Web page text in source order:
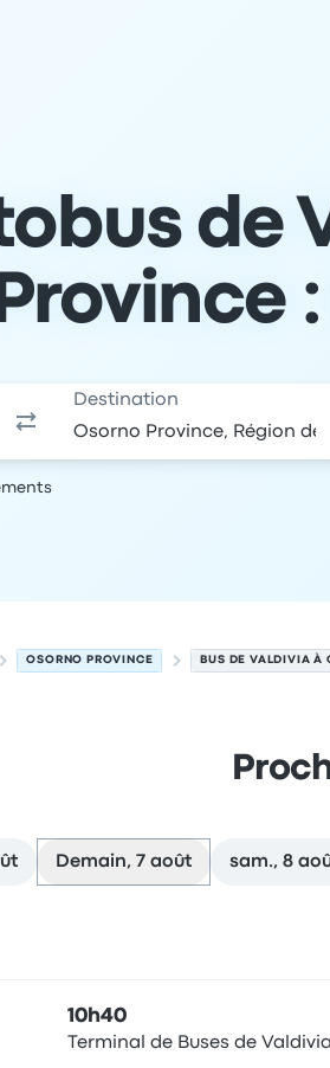
de
Province
Destination
OSORNO PROVINCE BUS DE VALDIVIA À
Demain, 7 août sam., 8
10h40
Terminal de Buses de Valdivia